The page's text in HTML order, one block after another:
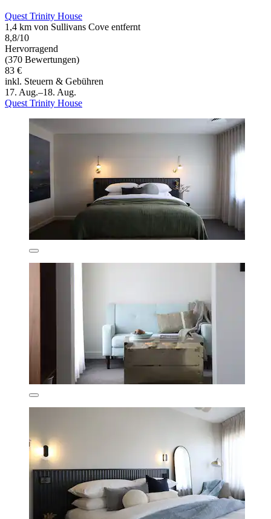
Quest Trinity House
1,4 km von Sullivans Cove entfernt
8,8/10
Hervorragend
(370 Bewertungen)
83 €
inkl. Steuern & Gebühren
17. Aug.–18. Aug.
Quest Trinity House